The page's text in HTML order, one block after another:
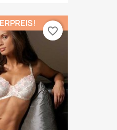
favorite_border